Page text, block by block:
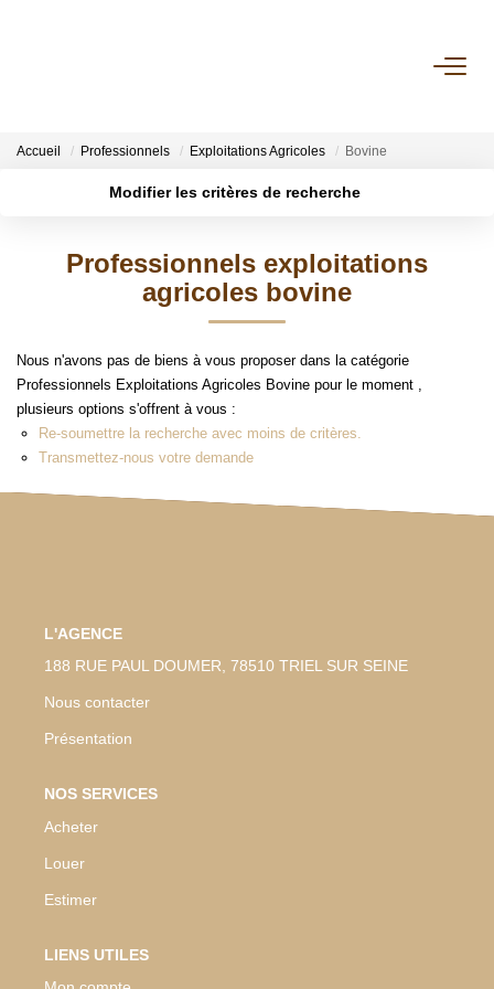
NOS PLUS
CONTACT
Accueil Professionnels Exploitations Agricoles Bovine
Modifier les critères de recherche
Type de bien
Plus de critères
Professionnels exploitations
agricoles bovine
Nous n'avons pas de biens à vous proposer dans la catégorie
Professionnels Exploitations Agricoles Bovine pour le moment ,
plusieurs options s'offrent à vous :
Re-soumettre la recherche avec moins de critères.
Transmettez-nous votre demande
L'AGENCE
188 RUE PAUL DOUMER, 78510 TRIEL SUR SEINE
Nous contacter
Présentation
NOS SERVICES
Acheter
Louer
Estimer
LIENS UTILES